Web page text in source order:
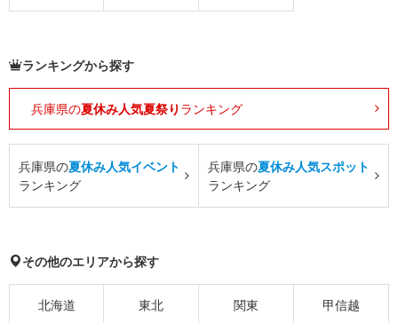
ランキングから探す
兵庫県の夏休み人気夏祭り ランキング
兵庫県の夏休み人気イベント
ランキング
兵庫県の夏休み人気スポット
ランキング
その他のエリアから探す
北海道 東北 関東 甲信越